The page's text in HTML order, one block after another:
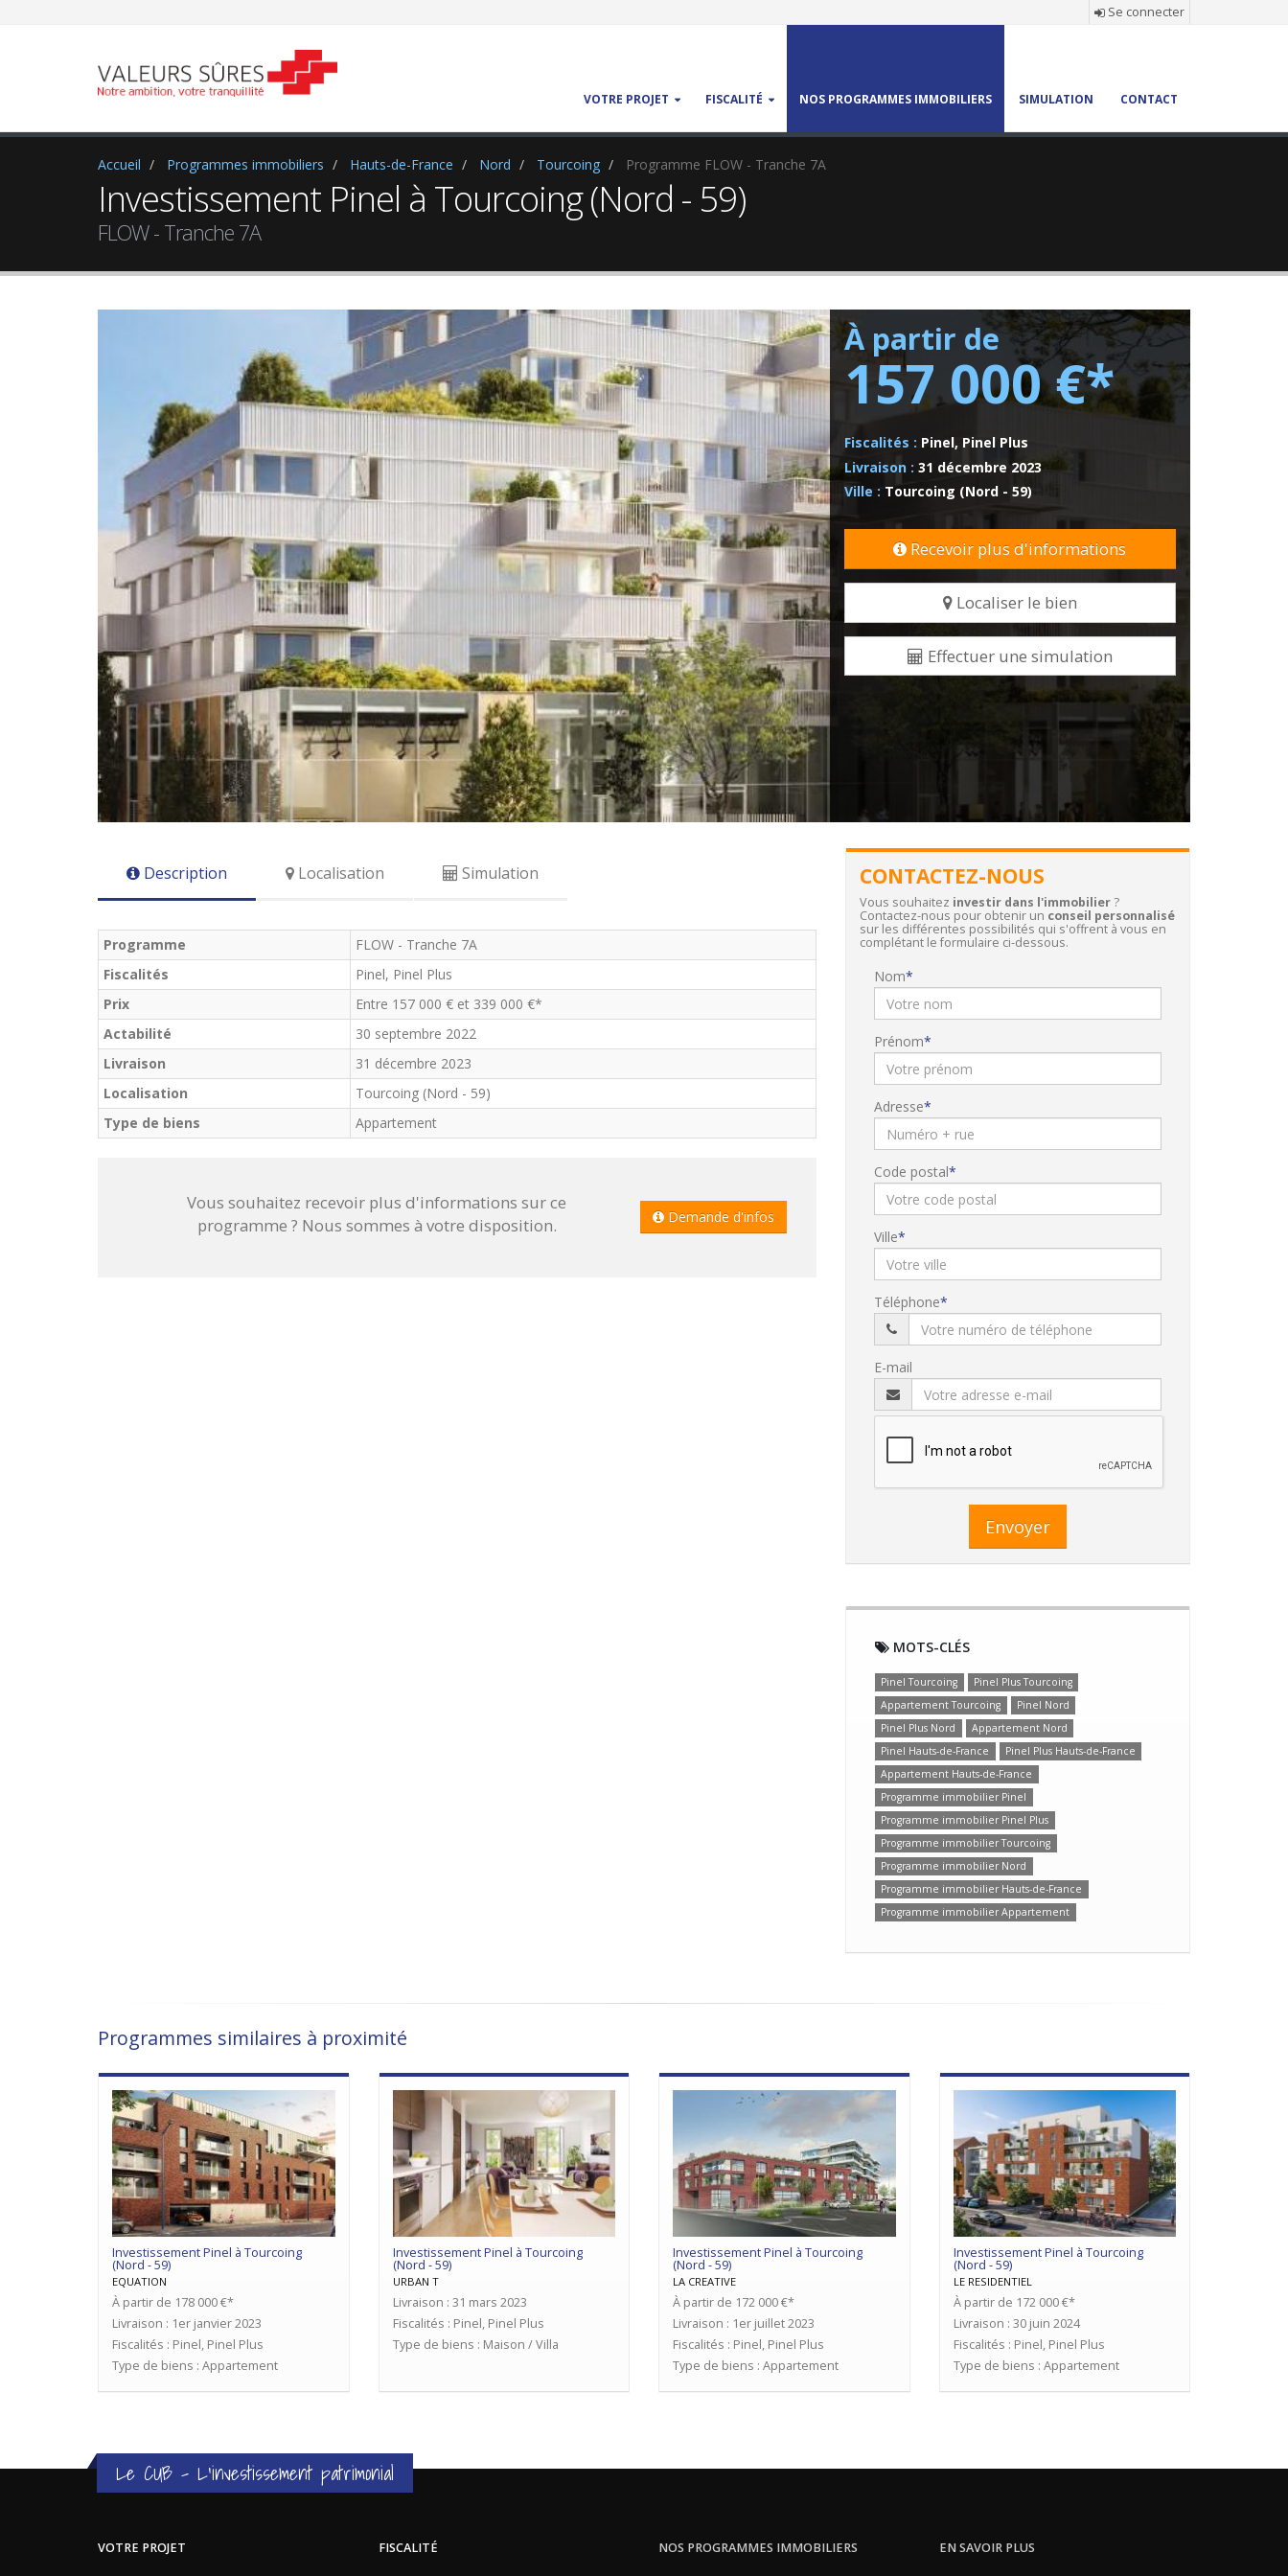
Se connecter
VOTRE PROJET FISCALITÉ NOS PROGRAMMES IMMOBILIERS SIMULATION CONTACT
Accueil Programmes immobiliers Hauts-de-France Nord Tourcoing Programme FLOW - Tranche 7A
Investissement Pinel à Tourcoing (Nord - 59)
FLOW - Tranche 7A
À partir de
157 000 €*
Fiscalités : Pinel, Pinel Plus
Livraison : 31 décembre 2023
Ville : Tourcoing (Nord - 59)
Recevoir plus d'informations
Localiser le bien
Effectuer une simulation
Description Localisation Simulation
Programme
FLOW - Tranche 7A
Fiscalités
Pinel, Pinel Plus
Prix
Entre 157 000 € et 339 000 €*
Actabilité
30 septembre 2022
Livraison
31 décembre 2023
Localisation
Tourcoing (Nord - 59)
Type de biens
Appartement
Vous souhaitez recevoir plus d'informations sur ce
programme ? Nous sommes à votre disposition.
Demande d'infos
CONTACTEZ-NOUS
Vous souhaitez investir dans l'immobilier ?
Contactez-nous pour obtenir un conseil personnalisé
sur les différentes possibilités qui s'offrent à vous en
complétant le formulaire ci-dessous.
Nom
Prénom
Adresse
Code postal
Ville
Téléphone
E-mail
Envoyer
MOTS-CLÉS
Pinel Tourcoing
Pinel Plus Tourcoing
Appartement Tourcoing
Pinel Nord
Pinel Plus Nord
Appartement Nord
Pinel Hauts-de-France
Pinel Plus Hauts-de-France
Appartement Hauts-de-France
Programme immobilier Pinel
Programme immobilier Pinel Plus
Programme immobilier Tourcoing
Programme immobilier Nord
Programme immobilier Hauts-de-France
Programme immobilier Appartement
Programmes similaires à proximité
Investissement Pinel à Tourcoing
(Nord - 59)
EQUATION
À partir de 178 000 €*
Livraison : 1er janvier 2023
Fiscalités : Pinel, Pinel Plus
Type de biens : Appartement
Investissement Pinel à Tourcoing
(Nord - 59)
URBAN T
Livraison : 31 mars 2023
Fiscalités : Pinel, Pinel Plus
Type de biens : Maison / Villa
Investissement Pinel à Tourcoing
(Nord - 59)
LA CREATIVE
À partir de 172 000 €*
Livraison : 1er juillet 2023
Fiscalités : Pinel, Pinel Plus
Type de biens : Appartement
Investissement Pinel à Tourcoing
(Nord - 59)
LE RESIDENTIEL
À partir de 172 000 €*
Livraison : 30 juin 2024
Fiscalités : Pinel, Pinel Plus
Type de biens : Appartement
Le CUB - L'investissement patrimonial
VOTRE PROJET FISCALITÉ NOS PROGRAMMES IMMOBILIERS EN SAVOIR PLUS